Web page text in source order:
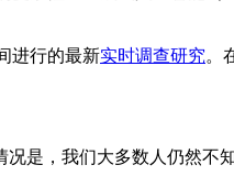
进行的最新实时调查研究。
，我们大多数人仍然不